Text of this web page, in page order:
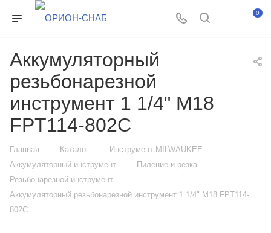
0
Аккумуляторный
резьбонарезной
инструмент 1 1/4" M18
FPT114-802C
Главная — Каталог — Инструмент MILWAUKEE —
Аккумуляторный инструмент — Пиление и резка —
Резьбонарезной инструмент —
Аккумуляторный резьбонарезной инструмент 1 1/4" M18 FPT114-
802C